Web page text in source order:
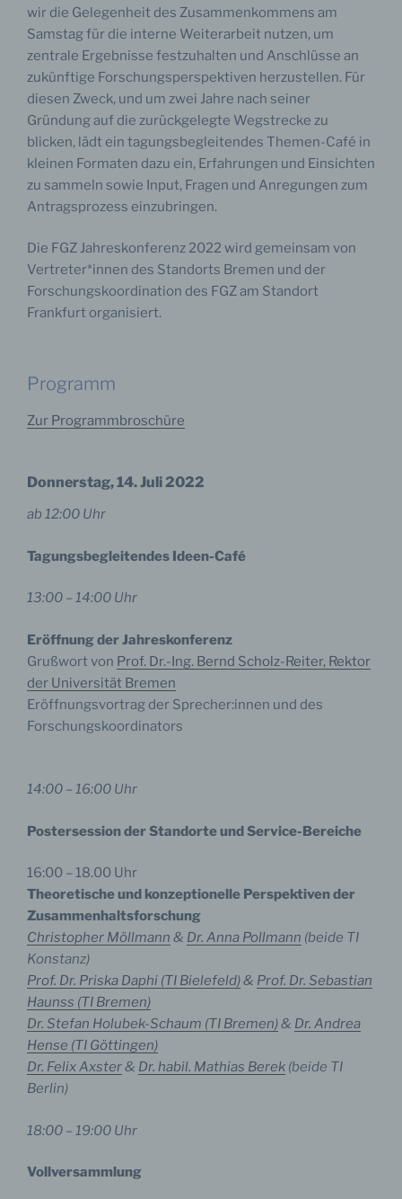
wir die Gelegenheit des Zusammenkommens am
Samstag für die interne Weiterarbeit nutzen, um
zentrale Ergebnisse festzuhalten und Anschlüsse an
zukünftige Forschungsperspektiven herzustellen. Für
diesen Zweck, und um zwei Jahre nach seiner
Gründung auf die zurückgelegte Wegstrecke zu
blicken, lädt ein tagungsbegleitendes Themen-Café in
kleinen Formaten dazu ein, Erfahrungen und Einsichten
zu sammeln sowie Input, Fragen und Anregungen zum
Antragsprozess einzubringen.
Die FGZ Jahreskonferenz 2022 wird gemeinsam von
Vertreter*innen des Standorts Bremen und der
Forschungskoordination des FGZ am Standort
Frankfurt organisiert.
Programm
Zur Programmbroschüre
Donnerstag, 14. Juli 2022
ab 12:00 Uhr
Tagungsbegleitendes Ideen-Café
13:00 – 14:00 Uhr
Eröffnung der Jahreskonferenz
Grußwort von Prof. Dr.-Ing. Bernd Scholz-Reiter, Rektor
der Universität Bremen
Eröffnungsvortrag der Sprecher:innen und des
Forschungskoordinators
14:00 – 16:00 Uhr
Postersession der Standorte und Service-Bereiche
16:00 – 18.00 Uhr
Theoretische und konzeptionelle Perspektiven der
Zusammenhaltsforschung
Christopher Möllmann & Dr. Anna Pollmann (beide TI
Konstanz)
Prof. Dr. Priska Daphi (TI Bielefeld)& Prof. Dr. Sebastian
Haunss (TI Bremen)
Dr. Stefan Holubek-Schaum (TI Bremen)& Dr. Andrea
Hense (TI Göttingen)
Dr. Felix Axster& Dr. habil. Mathias Berek (beide TI
Berlin)
18:00 – 19:00 Uhr
Vollversammlung